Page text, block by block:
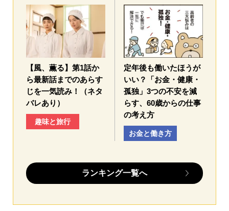
【風、薫る】第1話か
ら最新話までのあらす
じを一気読み！（ネタ
バレあり）
趣味と旅行
定年後も働いたほうが
いい？「お金・健康・
孤独」3つの不安を減
らす、60歳からの仕事
の考え方
お金と働き方
ランキング一覧へ